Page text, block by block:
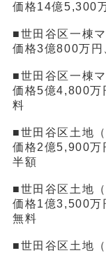
価格14億5,300
■世田谷区一棟
価格3億800万
■世田谷区一棟
価格5億4,800万
料
■世田谷区土地（
価格2億5,900万
半額
■世田谷区土地（
価格1億3,500万
無料
■世田谷区土地